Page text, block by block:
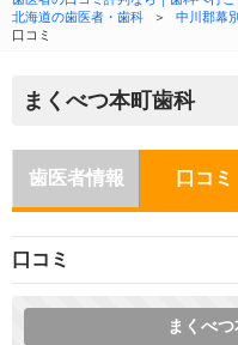
北海道の歯医者・歯科
＞ 中川郡幕
口コミ
まくべつ本町歯科
歯医者情報 口コミ
口コミ
まくべ